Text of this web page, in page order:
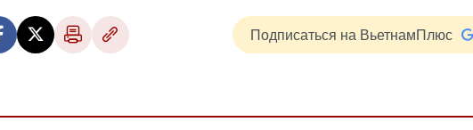
Подписаться на ВьетнамПлюс